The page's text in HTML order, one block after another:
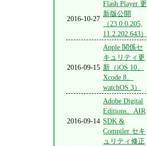
2016-10-27
Flash Player 更
新版公開
（23.0.0.205,
11.2.202.643）
2016-09-15
Apple 関係セ
キュリティ更
新（iOS 10、
Xcode 8、
watchOS 3）
2016-09-14
Adobe Digital
Editions、AIR
SDK &
Compiler セキ
ュリティ修正